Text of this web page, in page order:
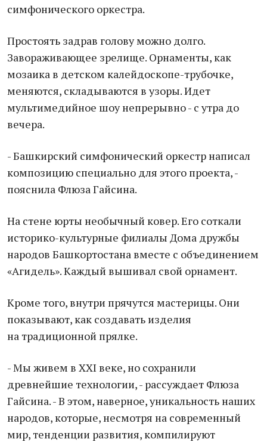
симфонического оркестра.
Простоять задрав голову можно долго.
Завораживающее зрелище. Орнаменты, как
мозаика в детском калейдоскопе-трубочке,
меняются, складываются в узоры. Идет
мультимедийное шоу непрерывно - с утра до
вечера.
- Башкирский симфонический оркестр написал
композицию специально для этого проекта, -
пояснила Флюза Гайсина.
На стене юрты необычный ковер. Его соткали
историко-культурные филиалы Дома дружбы
народов Башкортостана вместе с объединением
«Агидель». Каждый вышивал свой орнамент.
Кроме того, внутри прячутся мастерицы. Они
показывают, как создавать изделия
на традиционной прялке.
- Мы живем в XXI веке, но сохранили
древнейшие технологии, - рассуждает Флюза
Гайсина. - В этом, наверное, уникальность наших
народов, которые, несмотря на современный
мир, тенденции развития, компилируют